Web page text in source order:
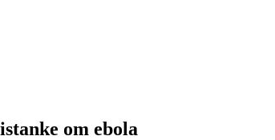
om ebola